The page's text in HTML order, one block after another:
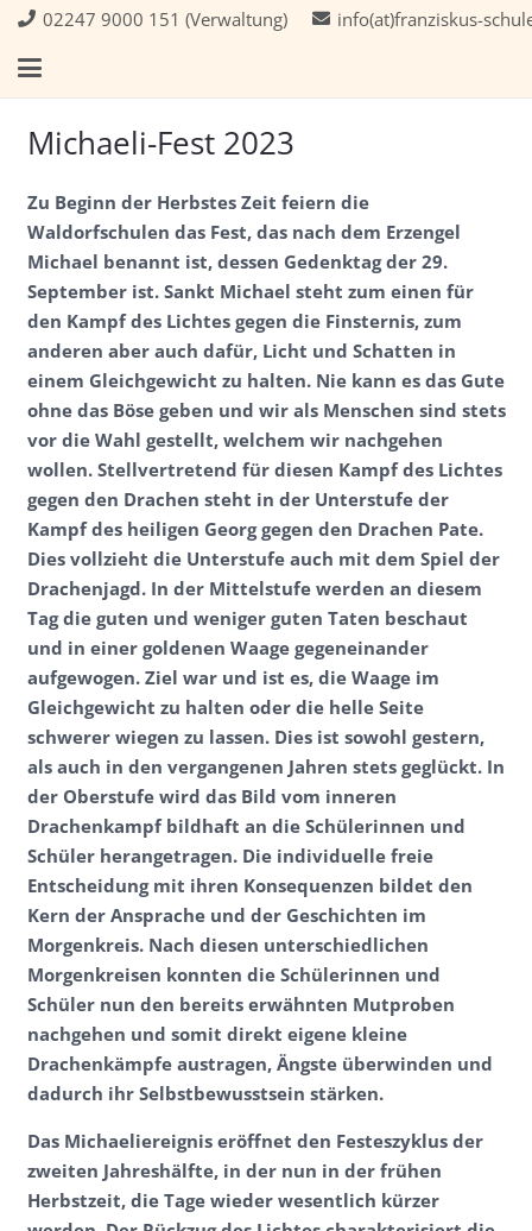
02247 9000 151 (Verwaltung) info(at)franziskus-
Michaeli-Fest 2023
Zu Beginn der Herbstes Zeit feiern die
Waldorfschulen das Fest, das nach dem Erzengel
Michael benannt ist, dessen Gedenktag der 29.
September ist. Sankt Michael steht zum einen für
den Kampf des Lichtes gegen die Finsternis, zum
anderen aber auch dafür, Licht und Schatten in
einem Gleichgewicht zu halten. Nie kann es das Gute
ohne das Böse geben und wir als Menschen sind stets
vor die Wahl gestellt, welchem wir nachgehen
wollen. Stellvertretend für diesen Kampf des Lichtes
gegen den Drachen steht in der Unterstufe der
Kampf des heiligen Georg gegen den Drachen Pate.
Dies vollzieht die Unterstufe auch mit dem Spiel der
Drachenjagd. In der Mittelstufe werden an diesem
Tag die guten und weniger guten Taten beschaut
und in einer goldenen Waage gegeneinander
aufgewogen. Ziel war und ist es, die Waage im
Gleichgewicht zu halten oder die helle Seite
schwerer wiegen zu lassen. Dies ist sowohl gestern,
als auch in den vergangenen Jahren stets geglückt. In
der Oberstufe wird das Bild vom inneren
Drachenkampf bildhaft an die Schülerinnen und
Schüler herangetragen. Die individuelle freie
Entscheidung mit ihren Konsequenzen bildet den
Kern der Ansprache und der Geschichten im
Morgenkreis. Nach diesen unterschiedlichen
Morgenkreisen konnten die Schülerinnen und
Schüler nun den bereits erwähnten Mutproben
nachgehen und somit direkt eigene kleine
Drachenkämpfe austragen, Ängste überwinden und
dadurch ihr Selbstbewusstsein stärken.
Das Michaeliereignis eröffnet den Festeszyklus der
zweiten Jahreshälfte, in der nun in der frühen
Herbstzeit, die Tage wieder wesentlich kürzer